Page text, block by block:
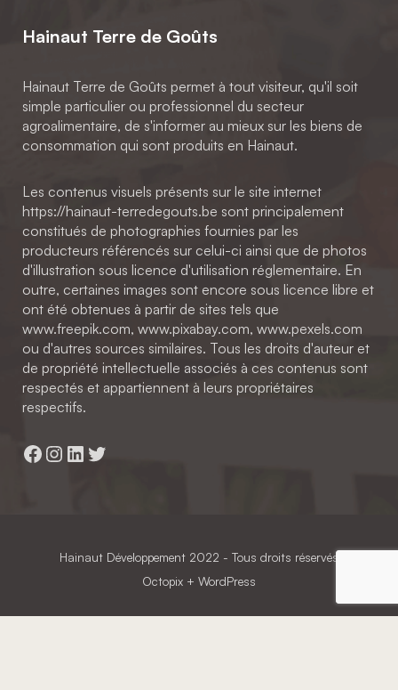
Hainaut Terre de Goûts
Hainaut Terre de Goûts permet à tout visiteur, qu'il soit
simple particulier ou professionnel du secteur
agroalimentaire, de s'informer au mieux sur les biens de
consommation qui sont produits en Hainaut.
Les contenus visuels présents sur le site internet
https://hainaut-terredegouts.be sont principalement
constitués de photographies fournies par les
producteurs référencés sur celui-ci ainsi que de photos
d'illustration sous licence d'utilisation réglementaire. En
outre, certaines images sont encore sous licence libre et
ont été obtenues à partir de sites tels que
www.freepik.com, www.pixabay.com, www.pexels.com
ou d'autres sources similaires. Tous les droits d'auteur et
de propriété intellectuelle associés à ces contenus sont
respectés et appartiennent à leurs propriétaires
respectifs.
Facebook
Instagram
LinkedIn
Twitter
Hainaut Développement 2022 - Tous droits réservés
Octopix + WordPress